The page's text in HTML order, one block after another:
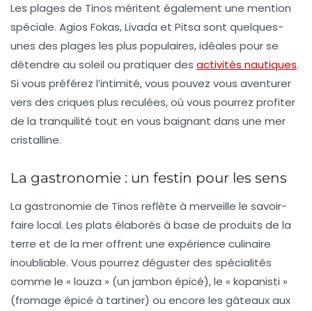
Les plages de Tinos méritent également une mention
spéciale. Agios Fokas,Livada et Pitsa sont quelques-
unes des plages les plus populaires, idéales pour se
détendre au soleil ou pratiquer des activités nautiques.
Si vous préférez l’intimité, vous pouvez vous aventurer
vers des criques plus reculées, où vous pourrez profiter
de la tranquilité tout en vous baignant dans une mer
cristalline.
La gastronomie : un festin pour les sens
La gastronomie de Tinos reflète à merveille le savoir-
faire local. Les plats élaborés à base de produits de la
terre et de la mer offrent une expérience culinaire
inoubliable. Vous pourrez déguster des spécialités
comme le « louza » (un jambon épicé), le « kopanisti »
(fromage épicé à tartiner) ou encore les gâteaux aux